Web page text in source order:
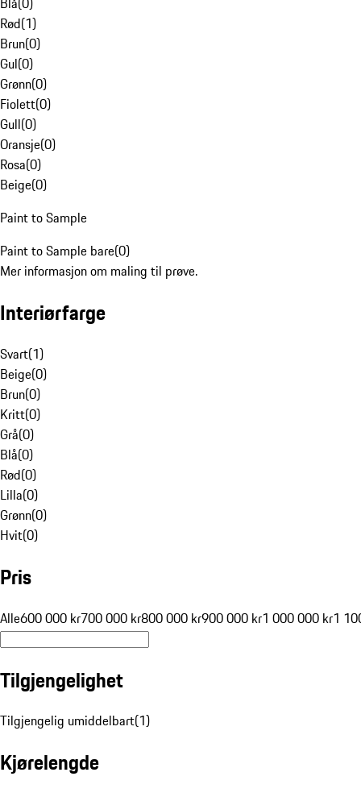
Rød(1)
Brun(0)
Gul(0)
Grønn(0)
Fiolett(0)
Gull(0)
Oransje(0)
Rosa(0)
Beige(0)
Paint to Sample
Paint to Sample bare(0)
Mer informasjon om maling til prøve.
Interiørfarge
Svart(1)
Beige(0)
Brun(0)
Kritt(0)
Grå(0)
Blå(0)
Rød(0)
Lilla(0)
Grønn(0)
Hvit(0)
Pris
Alle600 000 kr700 000 kr800 000 kr900 000 kr1 000 000 kr1
Tilgjengelighet
Tilgjengelig umiddelbart(1)
Kjørelengde